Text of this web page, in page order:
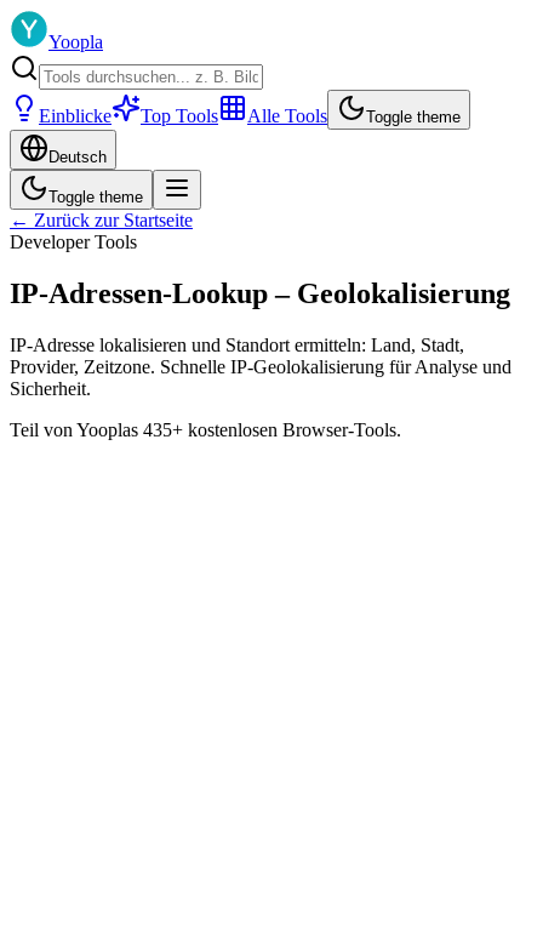
Yoopla
Einblicke Top Tools Alle Tools Toggle theme
Deutsch
Toggle theme
← Zurück zur Startseite
Developer Tools
IP-Adressen-Lookup – Geolokalisierung
IP-Adresse lokalisieren und Standort ermitteln: Land, Stadt,
Provider, Zeitzone. Schnelle IP-Geolokalisierung für Analyse und
Sicherheit.
Teil von Yooplas 435+ kostenlosen Browser-Tools.